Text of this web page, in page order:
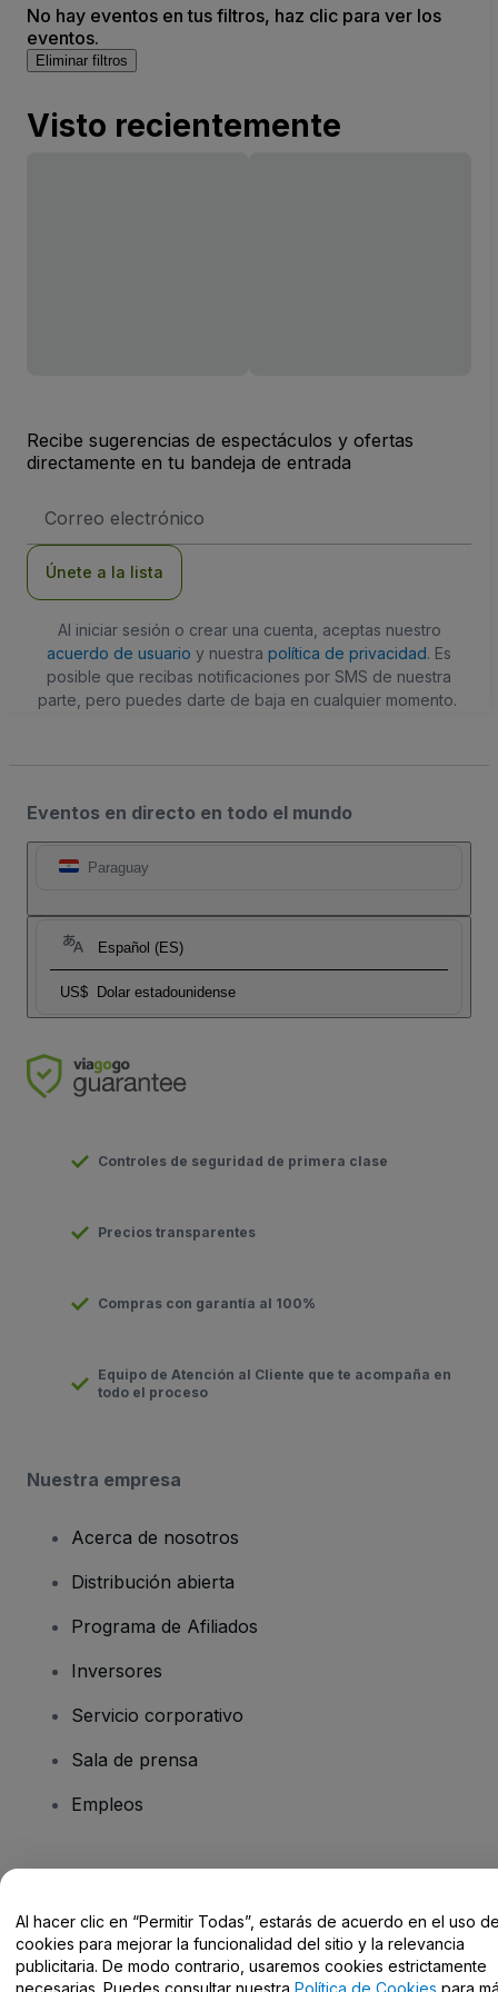
No hay eventos en tus filtros, haz clic para ver los
eventos.
Eliminar filtros
Visto recientemente
Recibe sugerencias de espectáculos y ofertas
directamente en tu bandeja de entrada
de
Únete a la lista
Al iniciar sesión o crear una cuenta, aceptas nuestro
acuerdo de usuario y nuestra política de privacidad. Es
posible que recibas notificaciones por SMS de nuestra
parte, pero puedes darte de baja en cualquier momento.
Eventos en directo en todo el mundo
Paraguay
Español (ES)
US$ Dolar estadounidense
Controles de seguridad de primera clase
Precios transparentes
Compras con garantía al 100%
Equipo de Atención al Cliente que te acompaña en
todo el proceso
Nuestra empresa
Acerca de nosotros
Distribución abierta
Programa de Afiliados
Inversores
Servicio corporativo
Sala de prensa
Empleos
Centro de Ayuda / Contacto
Al hacer clic en “Permitir Todas”, estarás de acuerdo en el uso
cookies para mejorar la funcionalidad del sitio y la relevancia
publicitaria. De modo contrario, usaremos cookies estrictamente
necesarias. Puedes consultar nuestra Política de Cookies para